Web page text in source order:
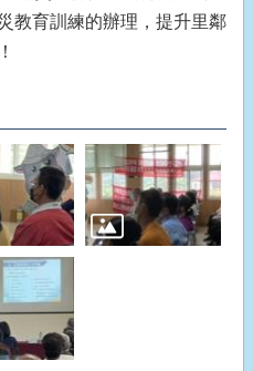
教育訓練的辦理，提升里鄰